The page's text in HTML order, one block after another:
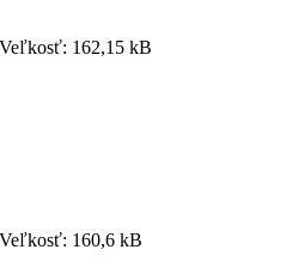
162,15 kB
160,6 kB